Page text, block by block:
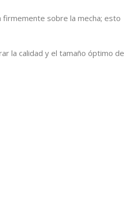
firmemente sobre la mecha; esto
la calidad y el tamaño óptimo de